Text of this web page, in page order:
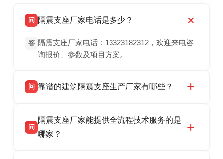
问 隔震支座厂家电话是多少？
答 隔震支座厂家电话：13323182312，欢迎来电咨
询报价、参数及项目方案。
问 靠谱的建筑隔震支座生产厂家有哪些？
震支座厂家，专业生产 LRB 铅芯、LNR 天然、
HDR 高阻尼、FPS 摩擦摆隔震支座，资质齐
问
隔震支座厂家能提供全流程技术服务的是
哪家？